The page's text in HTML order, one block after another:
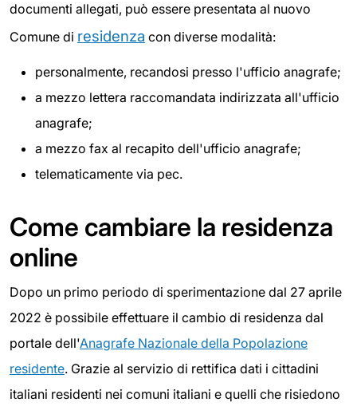
documenti allegati, può essere presentata al nuovo
Comune di residenza con diverse modalità:
personalmente, recandosi presso l'ufficio anagrafe;
a mezzo lettera raccomandata indirizzata all'ufficio
anagrafe;
a mezzo fax al recapito dell'ufficio anagrafe;
telematicamente via pec.
Come cambiare la residenza
online
Dopo un primo periodo di sperimentazione dal 27 aprile
2022 è possibile effettuare il cambio di residenza dal
portale dell'Anagrafe Nazionale della Popolazione
residente. Grazie al servizio di rettifica dati i cittadini
italiani residenti nei comuni italiani e quelli che risiedono